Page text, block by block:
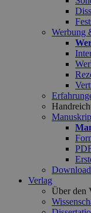
Werbung
Verlag
Über den